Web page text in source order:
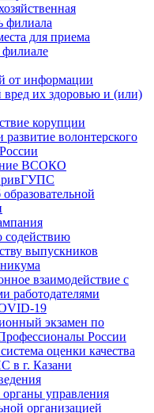
филиала
для приема
филиале
от информации
их здоровью и (или)
корупции
волонтерского
ВСОКО
содействию
выпускников
взаимодействие с
работодателями
19
экзамен по
России
оценки качества
в г. Казани
управления
организацией